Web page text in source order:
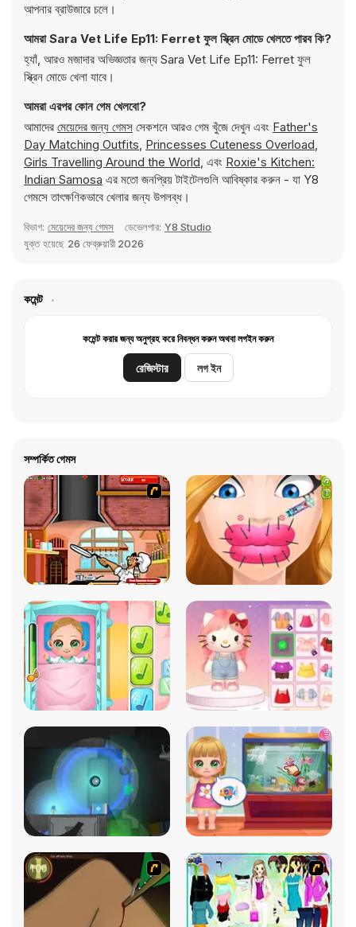
আপনার ব্রাউজারে চলে।
আমরা Sara Vet Life Ep11: Ferret ফুল স্ক্রিন মোডে খেলতে পারব কি?
হ্যাঁ, আরও মজাদার অভিজ্ঞতার জন্য Sara Vet Life Ep11: Ferret ফুল
স্ক্রিন মোডে খেলা যাবে।
আমরা এরপর কোন গেম খেলবো?
আমাদের মেয়েদের জন্য গেমস সেকশনে আরও গেম খুঁজে দেখুন এবং Father's
Day Matching Outfits, Princesses Cuteness Overload,
Girls Travelling Around the World, এবং Roxie's Kitchen:
Indian Samosa এর মতো জনপ্রিয় টাইটেলগুলি আবিষ্কার করুন - যা Y8
গেমসে তাৎক্ষণিকভাবে খেলার জন্য উপলব্ধ।
বিভাগ: মেয়েদের জন্য গেমস ডেভেলপার: Y8 Studio
যুক্ত হয়েছে 26 ফেব্রুয়ারী 2026
কমেন্ট
কমেন্ট করার জন্য অনুগ্রহ করে নিবন্ধন করুন অথবা লগইন করুন
রেজিস্টার লগ ইন
সম্পর্কিত গেমস